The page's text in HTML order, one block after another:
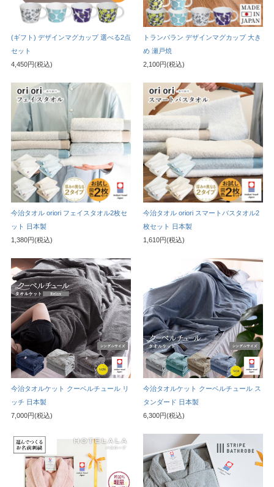
(ギフト) デザインマグカップ 選べる2点
セット
4,450円(税込)
トランパラン デザインマグカップ 大き
め 瀬戸焼
2,100円(税込)
今治タオル oriori フェイスタオル2枚セ
ット 日本製
1,380円(税込)
今治タオル oriori スマートバスタオル2
枚セット 日本製
1,610円(税込)
今治タオルケット クーベルチュール リ
ッチ 日本製
7,000円(税込)
今治タオルケット クーベルチュール ス
タンダード 日本製
6,300円(税込)